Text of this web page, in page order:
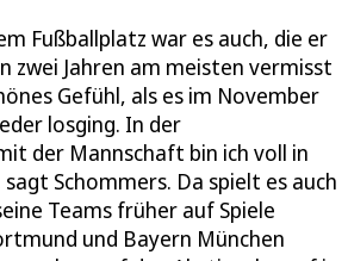
Fußballplatz war es auch, die er
zwei Jahren am meisten vermisst
Gefühl, als es im November
losging. In der
der Mannschaft bin ich voll in
Schommers. Da spielt es auch
Teams früher auf Spiele
und Bayern München